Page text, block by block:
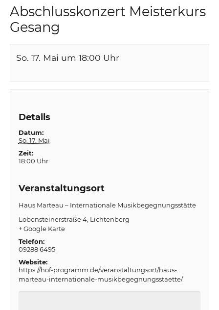
Abschlusskonzert Meisterkurs
Gesang
So. 17. Mai um 18:00 Uhr
Details
Datum:
So. 17. Mai
Zeit:
18:00 Uhr
Veranstaltungsort
Haus Marteau – Internationale Musikbegegnungsstätte
Lobensteinerstraße 4 Lichtenberg
+ Google Karte
Telefon:
09288 6495
Website:
https://hof-programm.de/veranstaltungsort/haus-
marteau-internationale-musikbegegnungsstaette/